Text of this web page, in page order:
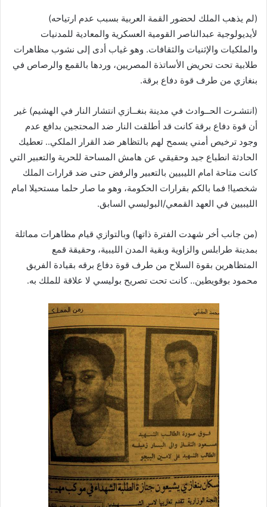
(لم يذهب الملك لحضور القمة العربية بسبب عدم ارتياحه)
لأيديولوجية عبدالناصر القومية العسكرية والمعادية للمدنيات
والملكيات والإثنيات والثقافات. وهو غياب أدى إلى نشوب مظاهرات
طلابية تحت تحريض الأساتذة المصريين، وردها بالقمع والرصاص في
بنغازي من طرف قوة دفاع برقة.
(انتشـرت الحــوادث في مدينة بنغــازي انتشار النار في الهشيم) غير
أن قوة دفاع برقة كانت قد أطلقت النار ضد المحتجين بدافع عدم
وجود ترخيص أمني يسمح لهم بالتظاهر ضد القرار الملكي.. تعطيك
الحادثة انطباع جيد وحقيقي عن هامش المساحة للحرية والتعبير التي
كانت متاحة امام الليبيين بالتعبير والرفض حتى ضد قرارات الملك
شخصيا! فما بالكم بقرارات الحكومة، وهو ما صار حلما مستحيلا امام
الليبيين في العهد القمعي/البوليسي السابق.
(من جانب أخر شهدت الفترة ذاتها) وبالتوازي قيام مظاهرات مماثلة
بمدينة طرابلس والزاوية وبقية المدن الليبية، وحقيقة قمع
المتظاهرين بقوة السلاح من طرف قوة دفاع برقه بقيادة الفريق
محمود بوقويطين.. كانت تحت تصريح بوليسي لا علاقة للملك به.